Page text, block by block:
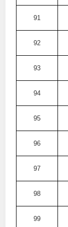
91
92
93
94
95
96
97
98
99